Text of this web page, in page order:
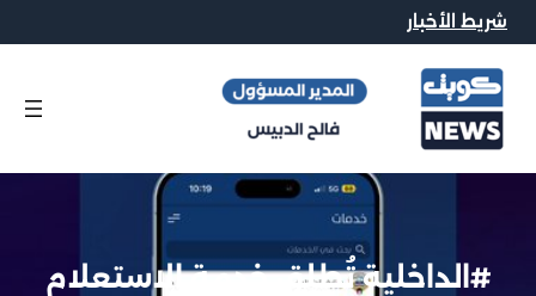
شريط الأخبار
#الداخلية تُطلق خدمة الاستعلام